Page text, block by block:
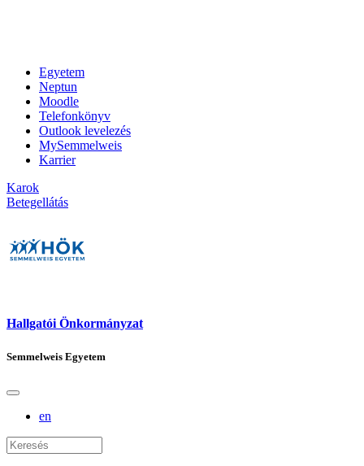
Egyetem
Neptun
Moodle
Telefonkönyv
Outlook levelezés
MySemmelweis
Karrier
Karok
Betegellátás
Hallgatói Önkormányzat
Semmelweis Egyetem
en